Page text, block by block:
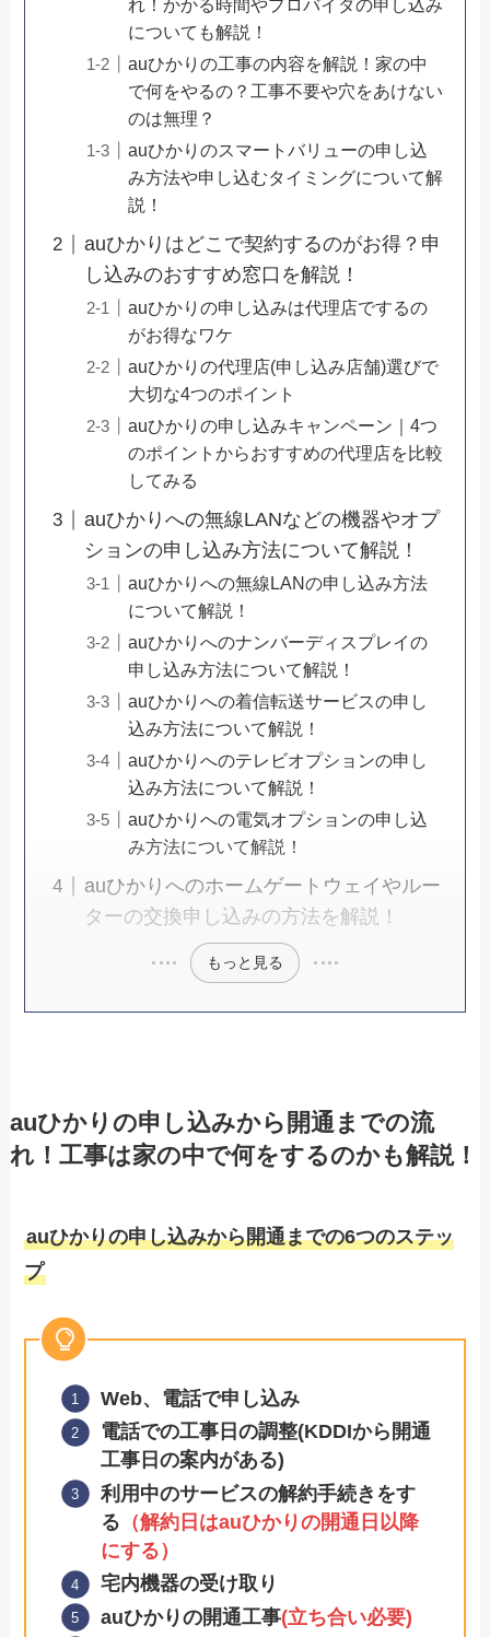
れ！かかる時間やプロバイダの申し込み
についても解説！
auひかりの工事の内容を解説！家の中
で何をやるの？工事不要や穴をあけない
のは無理？
auひかりのスマートバリューの申し込
み方法や申し込むタイミングについて解
説！
auひかりはどこで契約するのがお得？申
し込みのおすすめ窓口を解説！
auひかりの申し込みは代理店でするの
がお得なワケ
auひかりの代理店(申し込み店舗)選びで
大切な4つのポイント
auひかりの申し込みキャンペーン｜4つ
のポイントからおすすめの代理店を比較
してみる
auひかりへの無線LANなどの機器やオプ
ションの申し込み方法について解説！
auひかりへの無線LANの申し込み方法
について解説！
auひかりへのナンバーディスプレイの
申し込み方法について解説！
auひかりへの着信転送サービスの申し
込み方法について解説！
auひかりへのテレビオプションの申し
込み方法について解説！
auひかりへの電気オプションの申し込
み方法について解説！
auひかりへのホームゲートウェイやルー
ターの交換申し込みの方法を解説！
もっと見る
auひかりの申し込みから開通までの流
れ！工事は家の中で何をするのかも解説！
auひかりの申し込みから開通までの6つのステッ
プ
Web、電話で申し込み
電話での工事日の調整(KDDIから開通
工事日の案内がある)
利用中のサービスの解約手続きをす
る （解約日はauひかりの開通日以降
にする）
宅内機器の受け取り
auひかりの開通工事(立ち合い必要)